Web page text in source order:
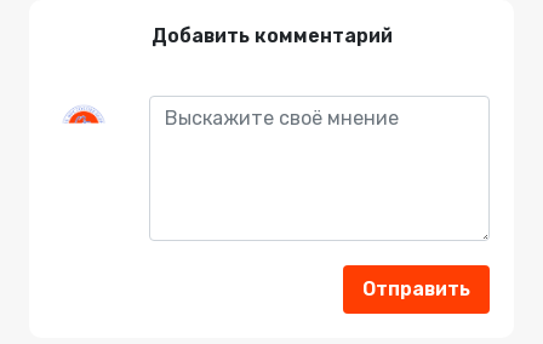
Добавить комментарий
Отправить